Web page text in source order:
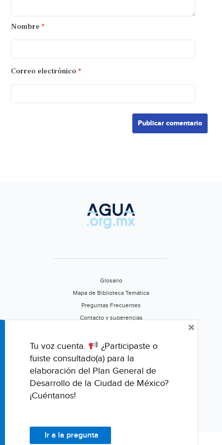
Nombre *
Correo electrónico *
Glosario
Mapa de Biblioteca Temática
Preguntas Frecuentes
Contacto y sugerencias
Califica este portal
Tu voz cuenta.
¿Participaste o
fuiste consultado(a) para la
elaboración del Plan General de
Desarrollo de la Ciudad de México?
¡Cuéntanos!
Ir a la pregunta
×